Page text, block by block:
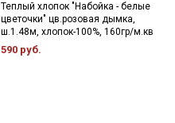
Теплый хлопок "Набойка - белые
цветочки" цв.розовая дымка,
ш.1.48м, хлопок-100%, 160гр/м.кв
590 руб.